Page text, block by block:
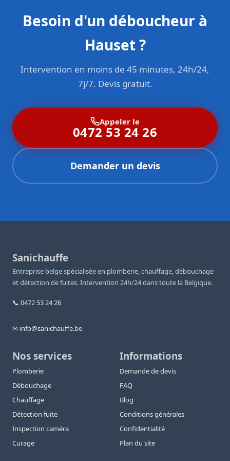
Besoin d'un déboucheur à
Hauset ?
Intervention en moins de 45 minutes, 24h/24,
7j/7. Devis gratuit.
Appeler le
0472 53 24 26
Demander un devis
Sanichauffe
Entreprise belge spécialisée en plomberie, chauffage, débouchage
et détection de fuites. Intervention 24h/24 dans toute la Belgique.
📞 0472 53 24 26
✉ info@sanichauffe.be
Nos services
Plomberie
Débouchage
Chauffage
Détection fuite
Inspection caméra
Curage
Informations
Demande de devis
FAQ
Blog
Conditions générales
Confidentialité
Plan du site